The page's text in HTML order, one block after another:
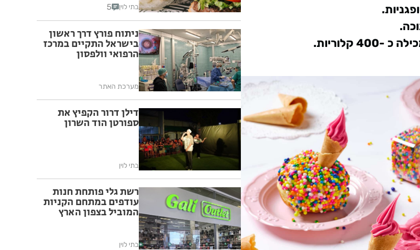
בתי לוין 5
ניתוח פורץ דרך ראשון
בישראל התקיים במרכז
הרפואי וולפסון
מערכת האתר
דילן דרור הקפיץ את
ספורטן הוד השרון
בתי לוין
רשת גלי פותחת חנות
עודפים במתחם הקניות
המוביל בצפון הארץ
בתי לוין